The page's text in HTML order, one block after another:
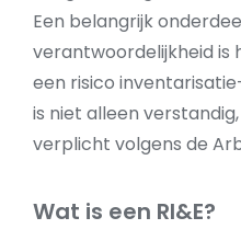
Een belangrijk
verantwoordelijkheid is
een risico
is niet alleen
verplicht volgens de
Wat is een RI&E?